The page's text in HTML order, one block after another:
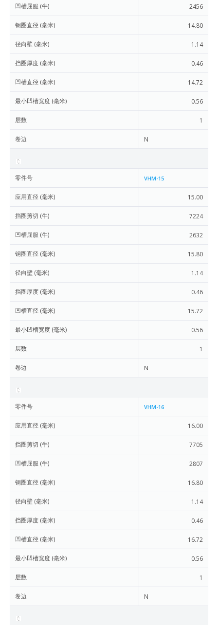
凹槽屈服 (牛) 2456
钢圈直径 (毫米) 14.80
径向壁 (毫米) 1.14
挡圈厚度 (毫米) 0.46
凹槽直径 (毫米) 14.72
最小凹槽宽度 (毫米) 0.56
层数 1
卷边 N
零件号 VHM-15
应用直径 (毫米) 15.00
挡圈剪切 (牛) 7224
凹槽屈服 (牛) 2632
钢圈直径 (毫米) 15.80
径向壁 (毫米) 1.14
挡圈厚度 (毫米) 0.46
凹槽直径 (毫米) 15.72
最小凹槽宽度 (毫米) 0.56
层数 1
卷边 N
零件号 VHM-16
应用直径 (毫米) 16.00
挡圈剪切 (牛) 7705
凹槽屈服 (牛) 2807
钢圈直径 (毫米) 16.80
径向壁 (毫米) 1.14
挡圈厚度 (毫米) 0.46
凹槽直径 (毫米) 16.72
最小凹槽宽度 (毫米) 0.56
层数 1
卷边 N